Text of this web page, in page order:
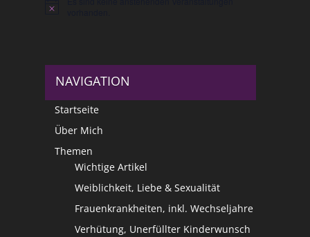
Hinweis
NAVIGATION
Startseite
Über Mich
Themen
Wichtige Artikel
Weiblichkeit, Liebe & Sexualität
Frauenkrankheiten, inkl. Wechseljahre
Verhütung, Unerfüllter Kinderwunsch